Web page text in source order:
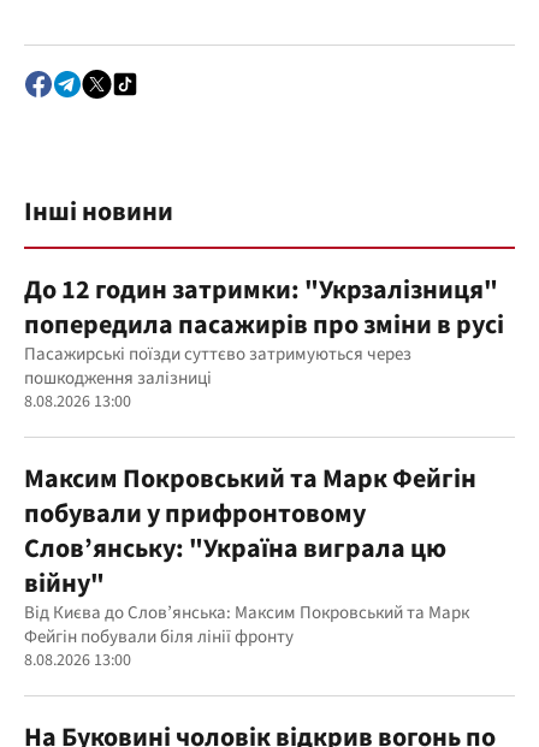
Інші новини
До 12 годин затримки: "Укрзалізниця"
попередила пасажирів про зміни в русі
Пасажирські поїзди суттєво затримуються через
пошкодження залізниці
8.08.2026 13:00
Максим Покровський та Марк Фейгін
побували у прифронтовому
Слов’янську: "Україна виграла цю
війну"
Від Києва до Слов’янська: Максим Покровський та Марк
Фейгін побували біля лінії фронту
8.08.2026 13:00
На Буковині чоловік відкрив вогонь по